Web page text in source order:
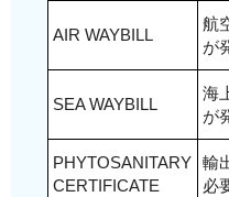
AIR WAYBILL
航
が
SEA WAYBILL
海
が
PHYTOSANITARY
CERTIFICATE
輸
必